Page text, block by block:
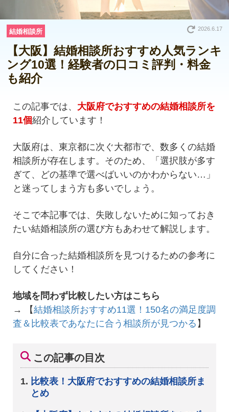
結婚相談所 2026.6.17
【大阪】結婚相談所おすすめ人気ランキ
ング10選！経験者の口コミ評判・料金
も紹介
この記事では、 大阪府でおすすめの結婚相談所を
11個紹介しています！
大阪府は、東京都に次ぐ大都市で、数多くの結婚
相談所が存在します。そのため、「選択肢が多す
ぎて、どの基準で選べばいいのかわからない…」
と迷ってしまう方も多いでしょう。
そこで本記事では、失敗しないために知っておき
たい結婚相談所の選び方もあわせて解説します。
自分に合った結婚相談所を見つけるための参考に
してください！
地域を問わず比較したい方はこちら
→ 【結婚相談所おすすめ11選！150名の満足度調
査＆比較表であなたに合う相談所が見つかる 】
この記事の目次
比較表！大阪府でおすすめの結婚相談所ま
とめ